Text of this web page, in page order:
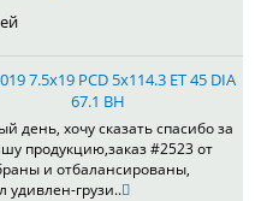
7.5x19 PCD 5x114.3 ET 45 DIA
67.1 BH
день, хочу сказать спасибо за
продукцию,заказ #2523 от
и отбалансированы,
грузи..